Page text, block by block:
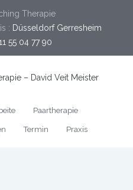
Therapie
: Düsseldorf Gerresheim
55 04 77 90
Paartherapie
Termin Praxis